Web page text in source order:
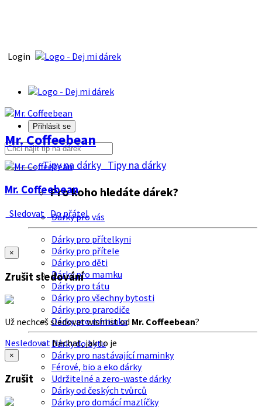
Login
Přihlásit se
Tipy na dárky Tipy na dárky
Pro koho hledáte dárek?
Dárky pro vás
Dárky pro přítelkyni
Dárky pro přítele
Dárky pro děti
Dárky pro mamku
Dárky pro tátu
Dárky pro všechny bytosti
Dárky pro prarodiče
Dárky pro miminka
Dárky do bytu
Dárky pro nastávající maminky
Férové, bio a eko dárky
Udržitelné a zero-waste dárky
Dárky od českých tvůrců
Dárky pro domácí mazlíčky
Mr. Coffeebean
Mr. Coffeebean
Sledovat Do přátel
×
Zrušit sledování
Už nechceš sledovat wishlist od Mr. Coffeebean?
Nesledovat Nechat, jak to je
×
Zrušit